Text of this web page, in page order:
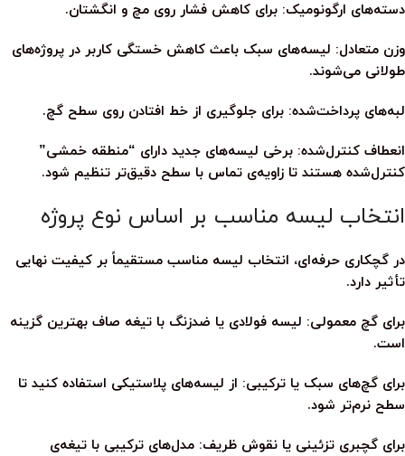
دسته‌های ارگونومیک: برای کاهش فشار روی مچ و انگشتان.
وزن متعادل: لیسه‌های سبک باعث کاهش خستگی کاربر در پروژه‌های
طولانی می‌شوند.
لبه‌های پرداخت‌شده: برای جلوگیری از خط افتادن روی سطح گچ.
انعطاف کنترل‌شده: برخی لیسه‌های جدید دارای “منطقه خمشی”
کنترل‌شده هستند تا زاویه‌ی تماس با سطح دقیق‌تر تنظیم شود.
انتخاب لیسه مناسب بر اساس نوع پروژه
در گچکاری حرفه‌ای، انتخاب لیسه مناسب مستقیماً بر کیفیت نهایی
تأثیر دارد.
برای گچ معمولی: لیسه فولادی یا ضدزنگ با تیغه صاف بهترین گزینه
است.
برای گچ‌های سبک یا ترکیبی: از لیسه‌های پلاستیکی استفاده کنید تا
سطح نرم‌تر شود.
برای گچبری تزئینی یا نقوش ظریف: مدل‌های ترکیبی با تیغه‌ی